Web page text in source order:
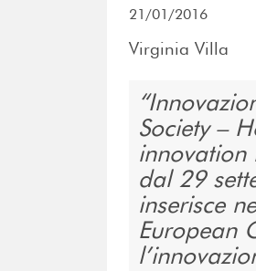
21/01/2016
Virginia Villa
Society –
innovation
dal 29
inserisce
European